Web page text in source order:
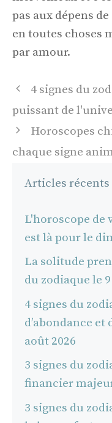
pas aux dépens
en toutes choses
par amour.
Navigation
des
4 signes du
puissant de
Horoscopes
chaque signe
Articles récents
L'horoscope de
est là pour le
La solitude
du zodiaque le
4 signes du
d’abondance
août 2026
3 signes du
financier
3 signes du